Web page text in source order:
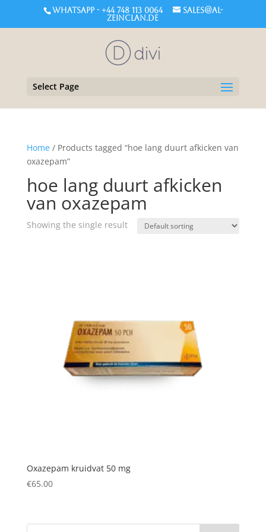
WHATSAPP - +44 748 113 0064
sales@al-
zeinclan.de
Select Page
Home/ Products tagged “hoe lang duurt afkicken van
oxazepam”
hoe lang duurt afkicken
van oxazepam
Showing the single result
Oxazepam kruidvat 50 mg
€65.00